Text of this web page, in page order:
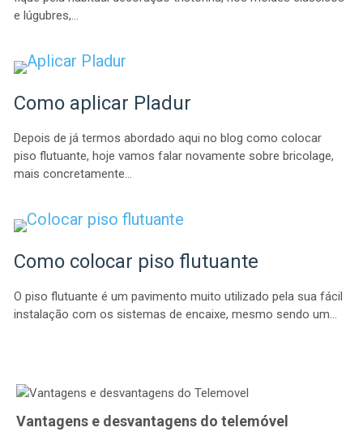
e lúgubres,…
Como aplicar Pladur
Depois de já termos abordado aqui no blog como colocar
piso flutuante, hoje vamos falar novamente sobre bricolage,
mais concretamente…
Como colocar piso flutuante
O piso flutuante é um pavimento muito utilizado pela sua fácil
instalação com os sistemas de encaixe, mesmo sendo um…
Vantagens e desvantagens do telemóvel